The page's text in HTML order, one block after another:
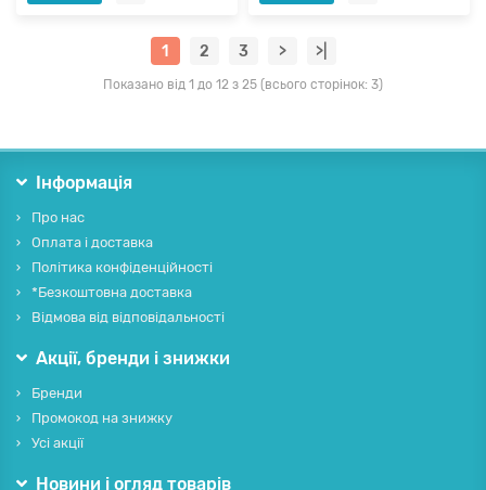
1 2 3 > >|
Показано від 1 до 12 з 25 (всього сторінок: 3)
Інформація
Про нас
Оплата і доставка
Політика конфіденційності
*Безкоштовна доставка
Відмова від відповідальності
Акції, бренди і знижки
Бренди
Промокод на знижку
Усі акції
Новини і огляд товарів